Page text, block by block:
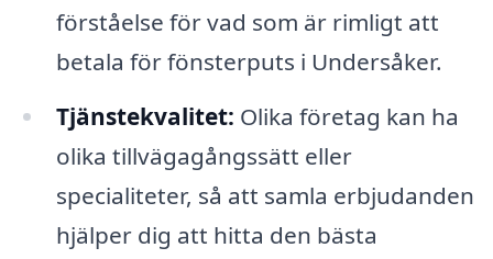
förståelse för vad som är rimligt att
betala för fönsterputs i Undersåker.
Tjänstekvalitet: Olika företag kan ha
olika tillvägagångssätt eller
specialiteter, så att samla erbjudanden
hjälper dig att hitta den bästa